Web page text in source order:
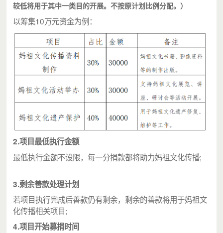
较低将用于其中一类目的开展。不按原计划比例分配。）
以筹集10万元资金为例：
2.项目最低执行金额
最低执行金额不设限，每一分捐款都将助力妈祖文化传播;
3.剩余善款处理计划
若项目执行完成后善款仍有剩余，剩余的善款将用于妈祖文
化传播相关项目;
4.项目开始募捐时间